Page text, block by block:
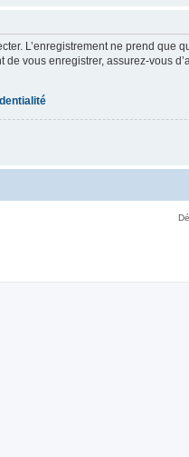
L’enregistrement ne prend
vous enregistrer, assurez-vous